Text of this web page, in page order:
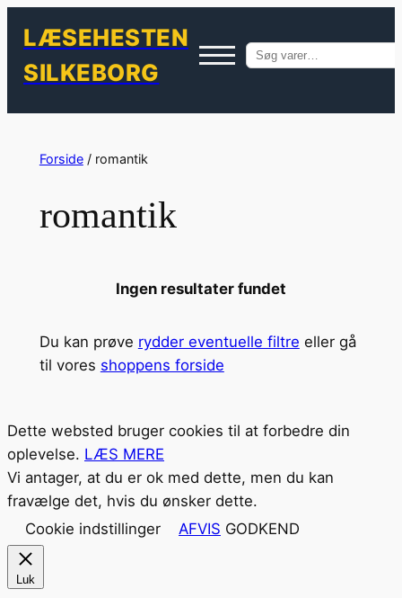
LÆSEHESTEN
SILKEBORG
Søg
indhold
Forside/ romantik
romantik
Ingen resultater fundet
Du kan prøve rydder eventuelle filtre eller gå
til vores shoppens forside
Dette websted bruger cookies til at forbedre din
oplevelse. LÆS MERE
Vi antager, at du er ok med dette, men du kan
fravælge det, hvis du ønsker dette.
Cookie indstillinger
AFVIS GODKEND
Luk